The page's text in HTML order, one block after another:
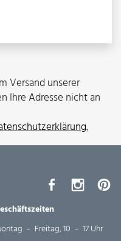
Versand unserer
Ihre Adresse nicht an
– Freitag, 10 – 17 Uhr